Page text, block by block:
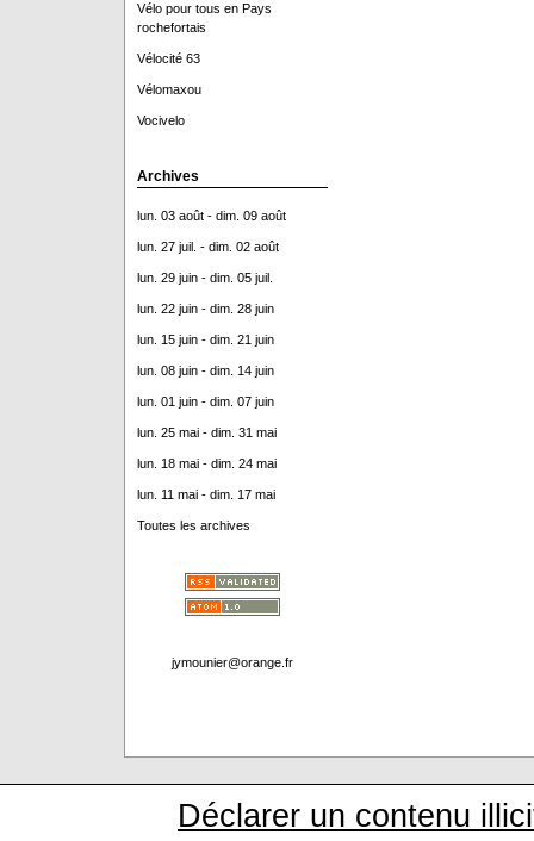
Vélo pour tous en Pays
rochefortais
Vélocité 63
Vélomaxou
Vocivelo
Archives
lun. 03 août - dim. 09 août
lun. 27 juil. - dim. 02 août
lun. 29 juin - dim. 05 juil.
lun. 22 juin - dim. 28 juin
lun. 15 juin - dim. 21 juin
lun. 08 juin - dim. 14 juin
lun. 01 juin - dim. 07 juin
lun. 25 mai - dim. 31 mai
lun. 18 mai - dim. 24 mai
lun. 11 mai - dim. 17 mai
Toutes les archives
jymounier@orange.fr
Déclarer un contenu